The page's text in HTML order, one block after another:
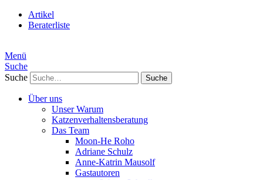
Artikel
Beraterliste
Menü
Suche
Suche
Über uns
Unser Warum
Katzenverhaltensberatung
Das Team
Moon-He Roho
Adriane Schulz
Anne-Katrin Mausolf
Gastautoren